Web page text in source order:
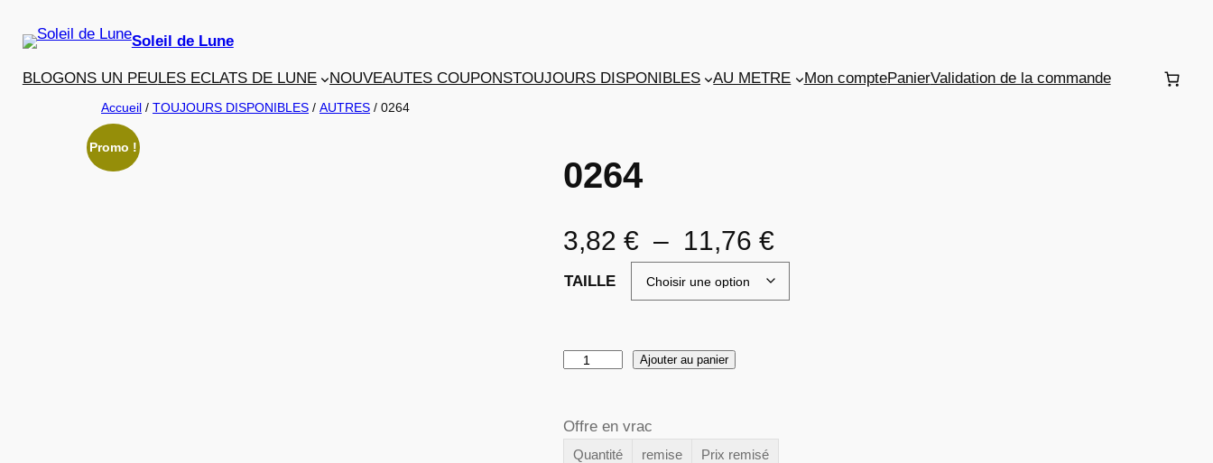
Soleil de Lune
BLOGONS UN PEU LES ECLATS DE LUNE NOUVEAUTES COUPONSTOUJOURS DISPONIBLES AU METRE Mon comptePanierValidation de la commande
Accueil / TOUJOURS DISPONIBLES / AUTRES / 0264
Promo !
0264
3,82 € – 11,76 €P
l
d
TAILLE
n
Ajouter au panier
Offre en vrac
Quantité remise
Prix remisé